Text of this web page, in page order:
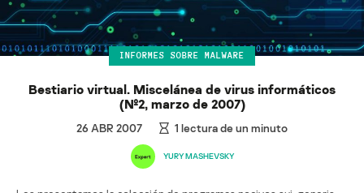
INFORMES SOBRE MALWARE
Bestiario virtual. Miscelánea de virus informáticos
(№2, marzo de 2007)
26 ABR 2007 1 lectura de un minuto
YURY MASHEVSKY